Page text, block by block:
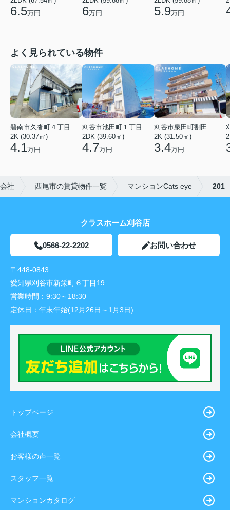
6.5万円 6万円 5.9万円
よく見られている物件
碧南市久沓町４丁目
2K (30.37㎡)
4.1万円
刈谷市池田町１丁目
2DK (39.60㎡)
4.7万円
刈谷市泉田町割田
2K (31.50㎡)
3.4万円
社 西尾市の賃貸物件一覧 マンションCats eye 201
クラスホーム刈谷店
0566-22-2202 お問い合わせ
〒448-0843
愛知県刈谷市新栄町６丁目19
営業時間： 9:30～18:30
定休日： 年末年始(12月26日～1月3日)
トップページ
会社概要
お客様の声一覧
スタッフ一覧
マンションカタログ